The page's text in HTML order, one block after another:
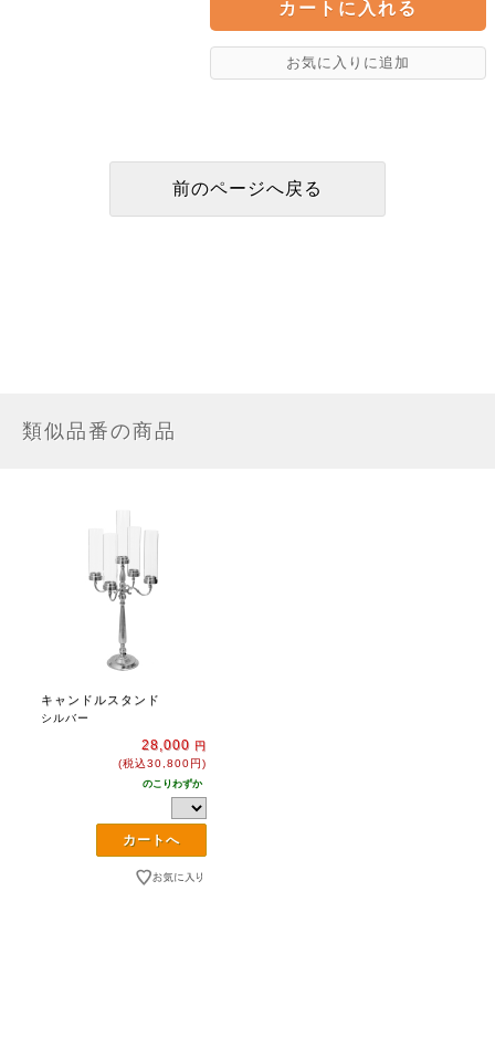
類似品番の商品
キャンドルスタンド
シルバー
28,000 円
(税込30,800円)
のこりわずか